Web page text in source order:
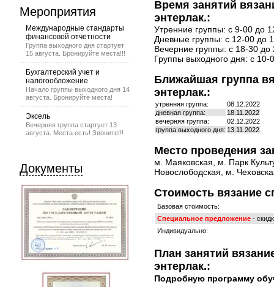
Мероприятия
Международные стандарты
финансовой отчетности
Группа выходного дня стартует
15 августа. Бронируйте места!!!
Бухгалтерский учет и
налогообложение
Начало группы выходного дня 14
августа. Бронируйте места!
Эксель
Вечерняя группа стартует 13
августа. Места есть! Звоните!!!
Документы
Время занятий
энтерлак.:
Утренние группы: с 9-00 до
Дневные группы: с 12-00 до
Вечерние группы: с 18-30 до
Группы выходного дня: с 10-
Ближайшая группа
энтерлак.:
утренняя группа:
08.12.2022
дневная группа:
18.11.2022
вечерняя группа:
02.12.2022
группа выходного дня: 13.11.2022
Место проведения
м. Маяковская, м. Парк
Новослободская, м.
Стоимость вязание
Базовая стоимость:
Специальное предложение -
Индивидуально:
План занятий
энтерлак.:
Подробную программу